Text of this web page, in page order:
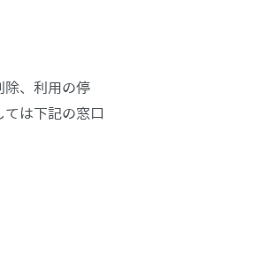
、利用の停
は下記の窓口